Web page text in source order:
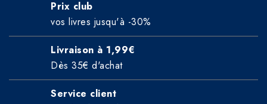
Prix club
vos livres jusqu'à -30%
Livraison à 1,99€
Dès 35€ d'achat
Service client